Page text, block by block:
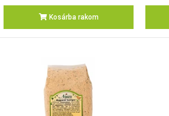
Kosárba rakom